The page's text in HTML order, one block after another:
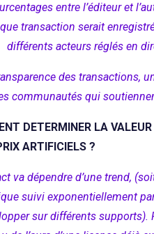
entre l’éditeur et
transaction serait
différents acteurs réglés en
des transactions,
communautés qui
DETERMINER LA
ARTIFICIELS ?
va dépendre d’une trend,
suivi exponentiellement
sur différents supports).